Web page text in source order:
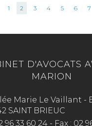
1 2 3 4 5 6 7
D'AVOCATS
MARION
Marie Le Vaillant -
SAINT BRIEUC
96 33 60 24 - Fax : 02